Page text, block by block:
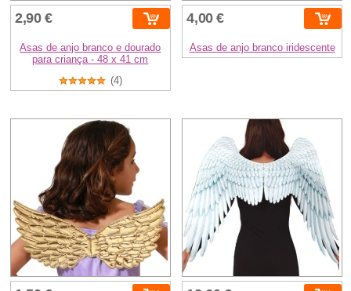
2,90 €
Asas de anjo branco e dourado
para criança - 48 x 41 cm
(4)
4,00 €
Asas de anjo branco iridescente